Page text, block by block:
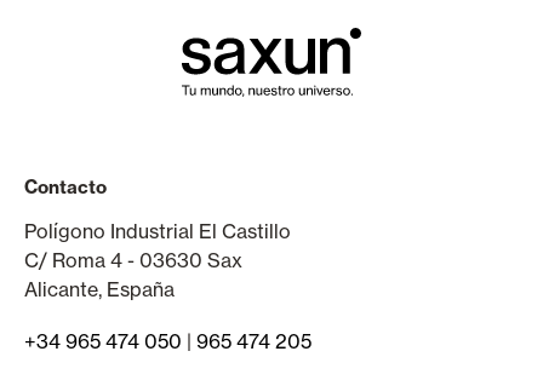
Contacto
Polígono Industrial El Castillo
C/ Roma 4 - 03630 Sax
Alicante, España
+34 965 474 050 | 965 474 205